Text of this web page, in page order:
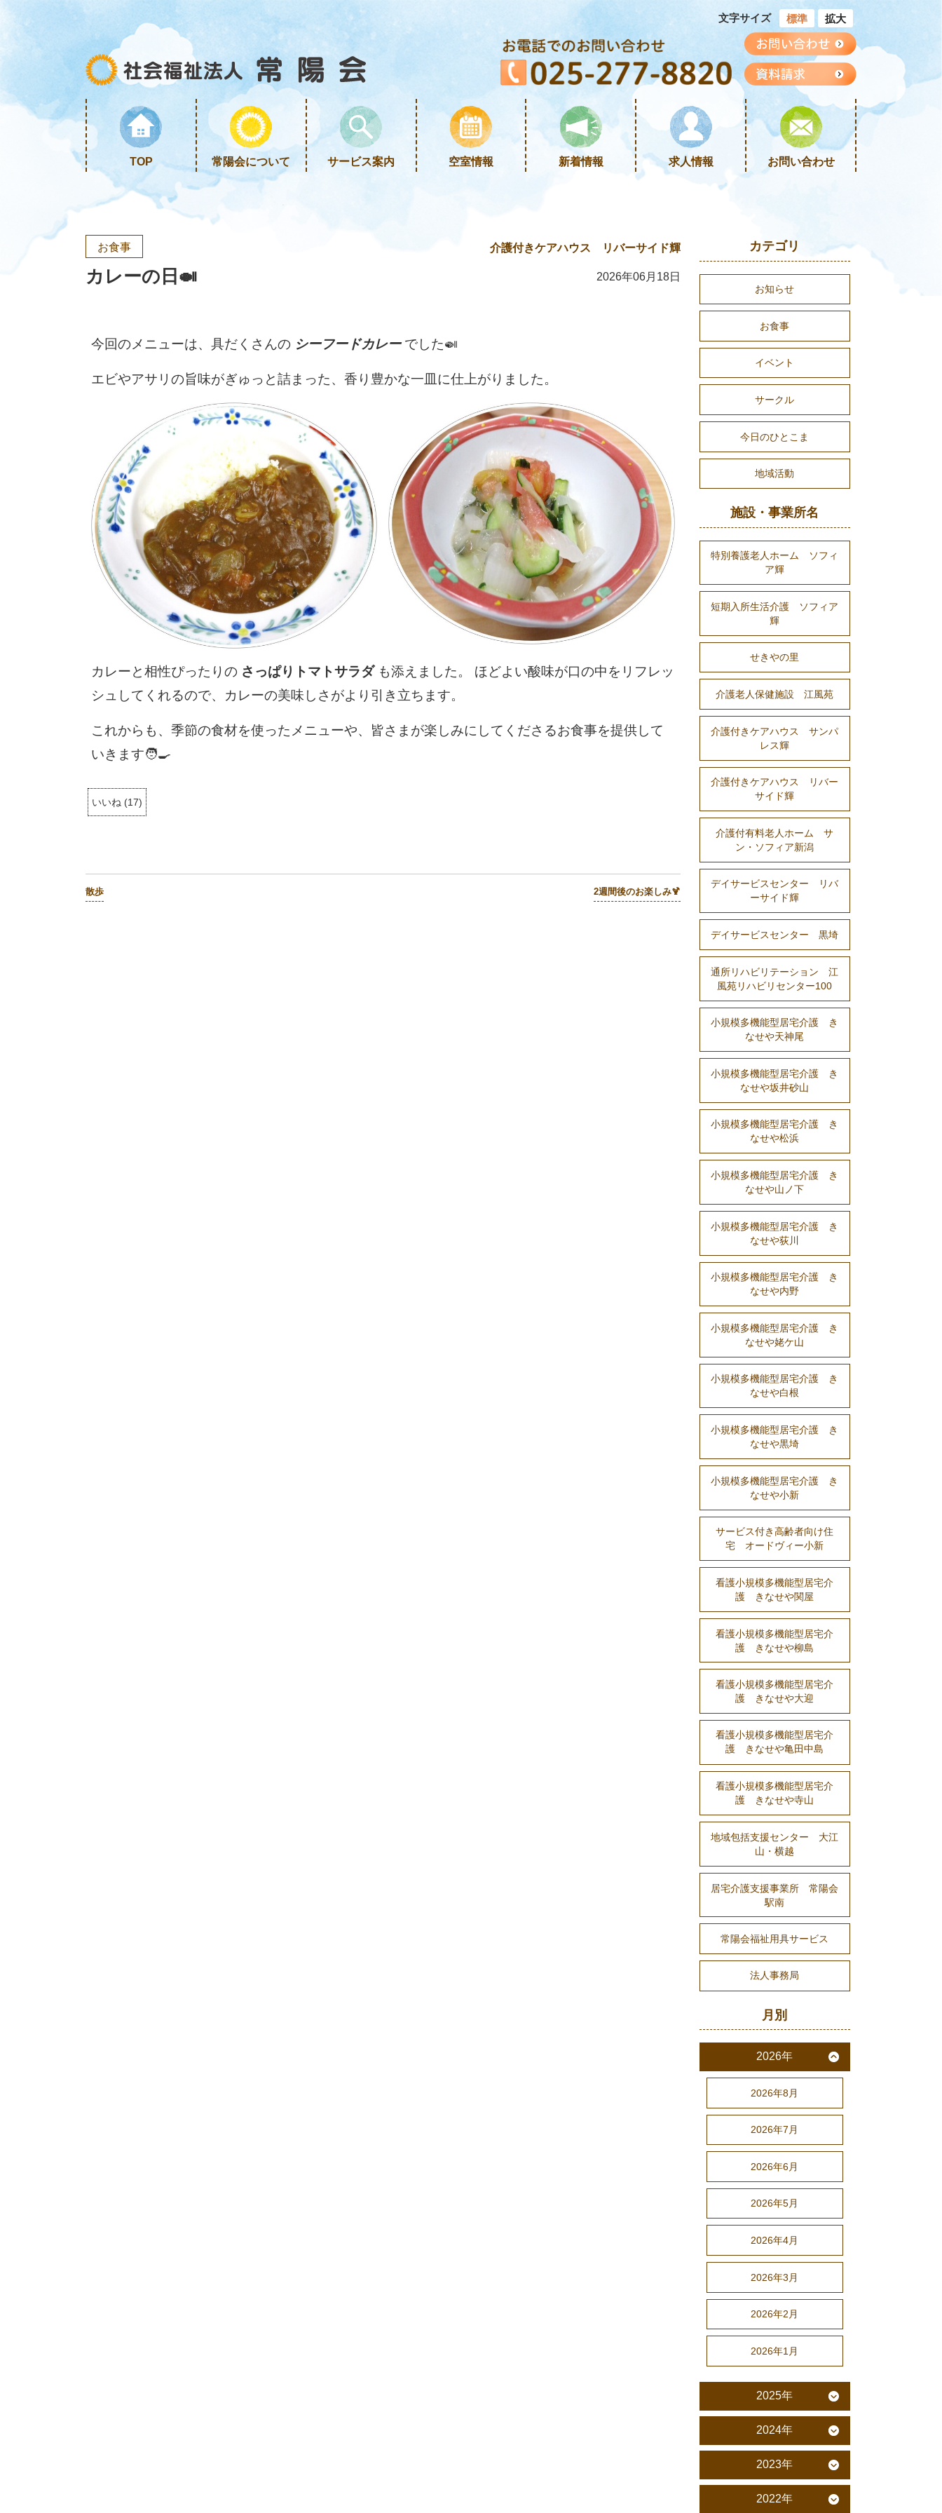
文字サイズ 標準 拡大
TOP 常陽会について サービス案内 空室情報 新着情報 求人情報 お問い合わせ
お食事 介護付きケアハウス リバーサイド輝
カレーの日🍛 2026年06月18日
今回のメニューは、具だくさんの シーフードカレーでした🍛
エビやアサリの旨味がぎゅっと詰まった、香り豊かな一皿に仕上がりました。
カレーと相性ぴったりの さっぱりトマトサラダも添えました。 ほどよい酸味が口の中をリフレッ
シュしてくれるので、カレーの美味しさがより引き立ちます。
これからも、季節の食材を使ったメニューや、皆さまが楽しみにしてくださるお食事を提供して
いきます🧑‍🍳
いいね (17)
散歩 2週間後のお楽しみ🍹
カテゴリ
お知らせ
お食事
イベント
サークル
今日のひとこま
地域活動
施設・事業所名
特別養護老人ホーム ソフィ
ア輝
短期入所生活介護 ソフィア
輝
せきやの里
介護老人保健施設 江風苑
介護付きケアハウス サンパ
レス輝
介護付きケアハウス リバー
サイド輝
介護付有料老人ホーム サ
ン・ソフィア新潟
デイサービスセンター リバ
ーサイド輝
デイサービスセンター 黒埼
通所リハビリテーション 江
風苑リハビリセンター100
小規模多機能型居宅介護 き
なせや天神尾
小規模多機能型居宅介護 き
なせや坂井砂山
小規模多機能型居宅介護 き
なせや松浜
小規模多機能型居宅介護 き
なせや山ノ下
小規模多機能型居宅介護 き
なせや荻川
小規模多機能型居宅介護 き
なせや内野
小規模多機能型居宅介護 き
なせや姥ケ山
小規模多機能型居宅介護 き
なせや白根
小規模多機能型居宅介護 き
なせや黒埼
小規模多機能型居宅介護 き
なせや小新
サービス付き高齢者向け住
宅 オードヴィー小新
看護小規模多機能型居宅介
護 きなせや関屋
看護小規模多機能型居宅介
護 きなせや柳島
看護小規模多機能型居宅介
護 きなせや大迎
看護小規模多機能型居宅介
護 きなせや亀田中島
看護小規模多機能型居宅介
護 きなせや寺山
地域包括支援センター 大江
山・横越
居宅介護支援事業所 常陽会
駅南
常陽会福祉用具サービス
法人事務局
月別
2026年
2026年8月
2026年7月
2026年6月
2026年5月
2026年4月
2026年3月
2026年2月
2026年1月
2025年
2024年
2023年
2022年